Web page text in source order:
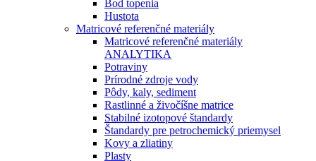
Bod topenia
Hustota
Matricové referenčné materiály
Matricové referenčné materiály
ANALYTIKA
Potraviny
Prírodné zdroje vody
Pôdy, kaly, sediment
Rastlinné a živočíšne matrice
Stabilné izotopové štandardy
Štandardy pre petrochemický priemysel
Kovy a zliatiny
Plasty